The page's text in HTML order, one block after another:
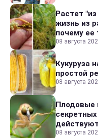
Растет
жизнь из
почему ее
08 августа
Кукуруза
простой
08 августа
Плодовые
действуют
08 августа